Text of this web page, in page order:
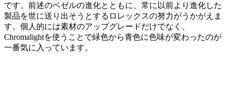
です。前述のベゼルの進化とともに、常に以前より進化した
製品を世に送り出そうとするロレックスの努力がうかがえま
す。個人的には素材のアップグレードだけでなく、
Chromalightを使うことで緑色から青色に色味が変わったのが
一番気に入っています。